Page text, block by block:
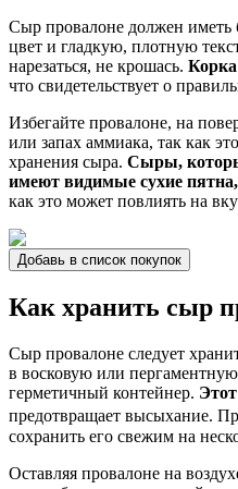
Сыр провалоне должен
цвет и гладкую, плотную
нарезаться, не крошась.
что свидетельствует о
Избегайте провалоне, на
или запах аммиака, так как
хранения сыра. Сыры,
имеют видимые сухие пятна,
как это может повлиять на
Добавь в список покупок
Как хранить сыр
Сыр провалоне следует
в восковую или пергаментную
герметичный контейнер.
предотвращает высыхание.
сохранить его свежим на
Оставляя провалоне на